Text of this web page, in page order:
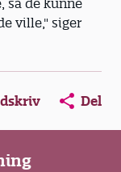
så de kunne
ville," siger
in a new window
in a new
Opens in
Del